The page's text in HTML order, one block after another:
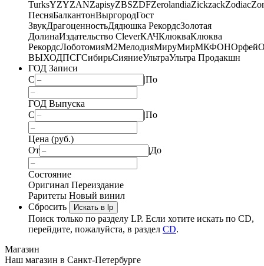
TurksYZYZANZapisyZBSZDFZerolandiaZickzackZodiac
ПесняБалкантонВыргородГост
ЗвукДрагоценностьДядюшка РекордсЗолотая
ДолинаИздательство CleverКАЧКлюкваКлюква
РекордсЛоботомияМ2МелодияМируМирМКФОНОрфей
ВЫХОДПСГСибирьСияниеУльтраУльтра Продакшн
ГОД Записи
С
|По
ГОД Выпуска
С
|По
Цена (руб.)
От
|До
Состояние
Оригинал Переиздание
Раритеты Новый винил
Сбросить
Искать в lp
Поиск только по разделу LP. Если хотите искать по CD,
перейдите, пожалуйста, в раздел CD.
Магазин
Наш магазин в Санкт-Петербурге